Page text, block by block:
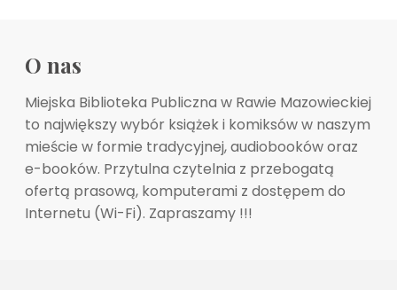
O nas
Miejska Biblioteka Publiczna w Rawie Mazowieckiej
to największy wybór książek i komiksów w naszym
mieście w formie tradycyjnej, audiobooków oraz
e-booków. Przytulna czytelnia z przebogatą
ofertą prasową, komputerami z dostępem do
Internetu (Wi-Fi). Zapraszamy !!!